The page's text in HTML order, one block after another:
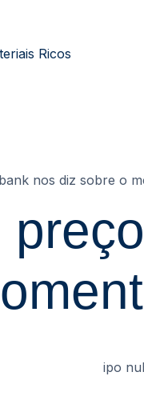
Ricos
nos diz sobre o